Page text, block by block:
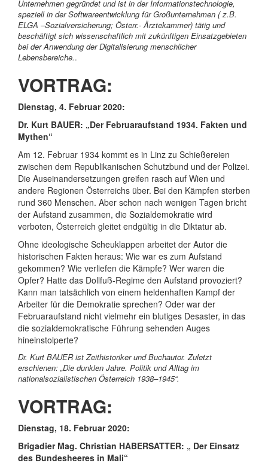
Unternehmen gegründet und ist in der Informationstechnologie,
speziell in der Softwareentwicklung für Großunternehmen ( z.B.
ELGA –Sozialversicherung; Österr.- Ärztekammer) tätig und
beschäftigt sich wissenschaftlich mit zukünftigen Einsatzgebieten
bei der Anwendung der Digitalisierung menschlicher
Lebensbereiche..
VORTRAG:
Dienstag, 4. Februar 2020:
Dr. Kurt BAUER: „Der Februaraufstand 1934. Fakten und
Mythen“
Am 12. Februar 1934 kommt es in Linz zu Schießereien
zwischen dem Republikanischen Schutzbund und der Polizei.
Die Auseinandersetzungen greifen rasch auf Wien und
andere Regionen Österreichs über. Bei den Kämpfen sterben
rund 360 Menschen. Aber schon nach wenigen Tagen bricht
der Aufstand zusammen, die Sozialdemokratie wird
verboten, Österreich gleitet endgültig in die Diktatur ab.
Ohne ideologische Scheuklappen arbeitet der Autor die
historischen Fakten heraus: Wie war es zum Aufstand
gekommen? Wie verliefen die Kämpfe? Wer waren die
Opfer? Hatte das Dollfuß-Regime den Aufstand provoziert?
Kann man tatsächlich von einem heldenhaften Kampf der
Arbeiter für die Demokratie sprechen? Oder war der
Februaraufstand nicht vielmehr ein blutiges Desaster, in das
die sozialdemokratische Führung sehenden Auges
hineinstolperte?
Dr. Kurt BAUER ist Zeithistoriker und Buchautor. Zuletzt
erschienen: „Die dunklen Jahre. Politik und Alltag im
nationalsozialistischen Österreich 1938–1945“.
VORTRAG:
Dienstag, 18. Februar 2020:
Brigadier Mag. Christian HABERSATTER: „ Der Einsatz
des Bundesheeres in Mali“